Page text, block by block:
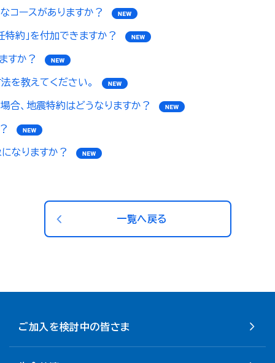
コースがありますか？
約」を付加できますか？
すか？
を教えてください。
合、地震特約はどうなりますか？
なりますか？
一覧へ戻る
ご加入を検討中の皆さま